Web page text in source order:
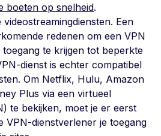
boeten op snelheid.
Een
redenen om een VPN
te krijgen tot beperkte
dienst is echter compatibel
Om Netflix, Hulu, Amazon
Plus via een virtueel
te bekijken, moet je er eerst
VPN-dienstverlener je toegang